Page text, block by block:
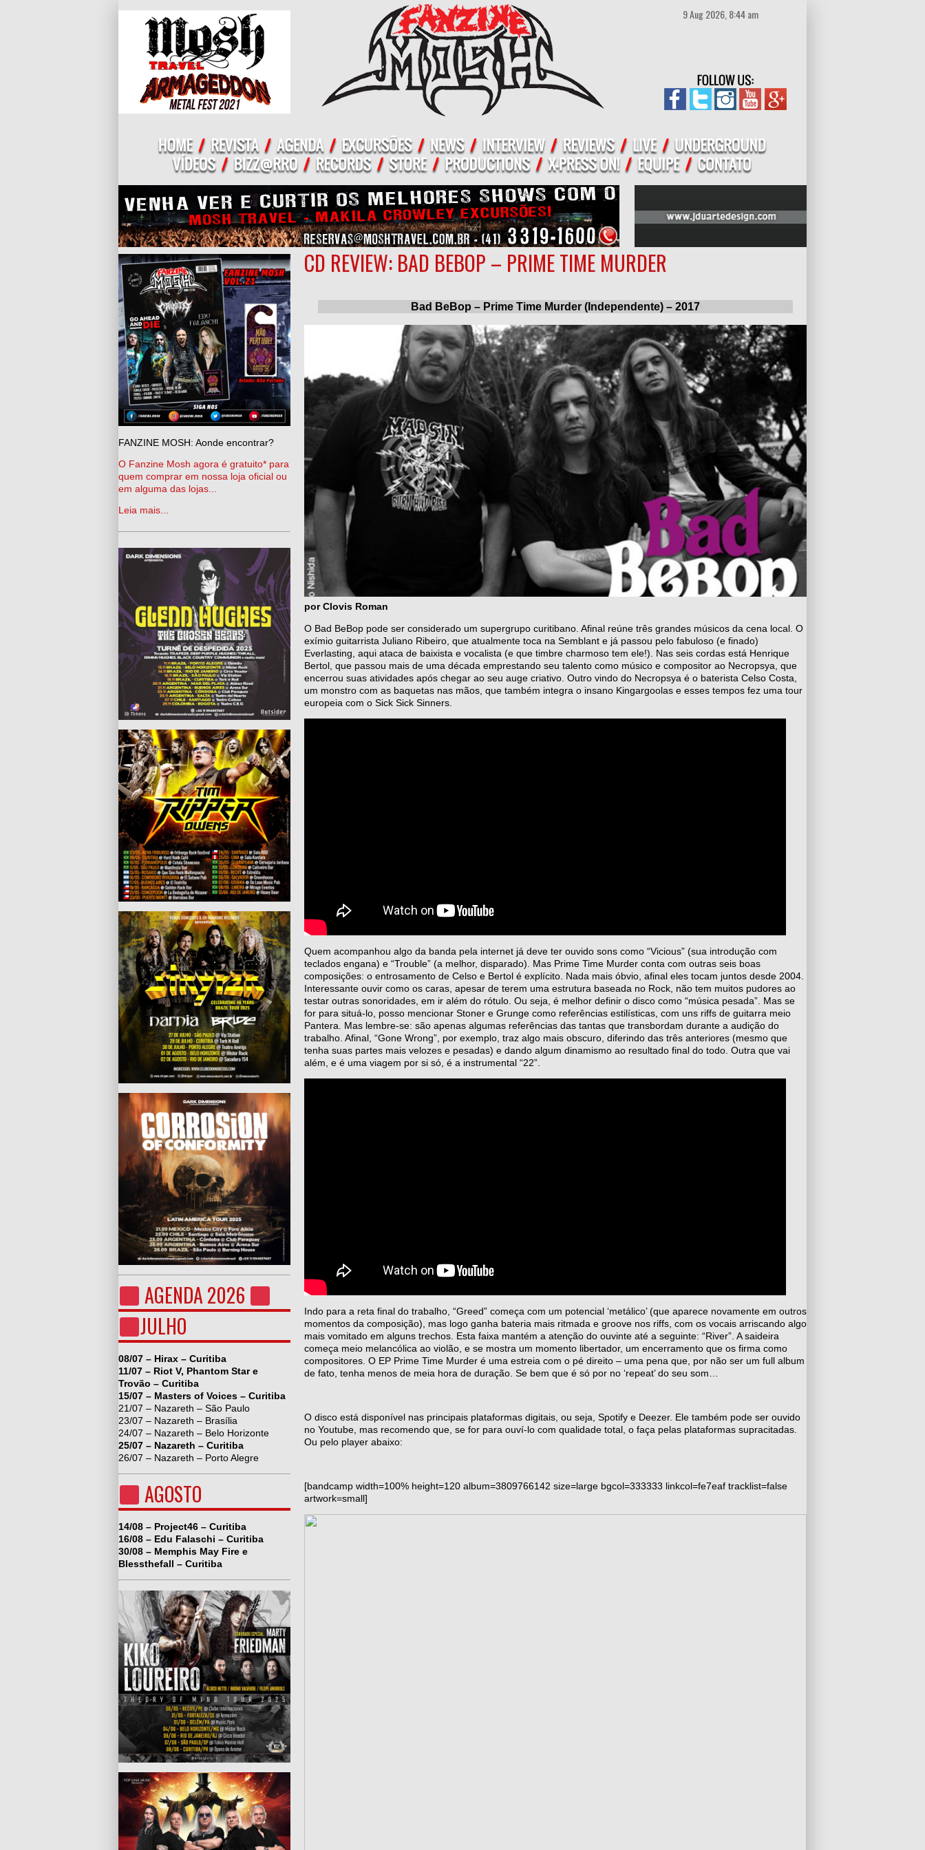
9 Aug 2026, 8:44 am
FANZINE MOSH: Aonde encontrar?
O Fanzine Mosh agora é gratuito* para
quem comprar em nossa loja oficial ou
em alguma das lojas...
Leia mais...
AGENDA 2026
JULHO
08/07 – Hirax – Curitiba
11/07 – Riot V, Phantom Star e
Trovão – Curitiba
15/07 – Masters of Voices – Curitiba
21/07 – Nazareth – São Paulo
23/07 – Nazareth – Brasília
24/07 – Nazareth – Belo Horizonte
25/07 – Nazareth – Curitiba
26/07 – Nazareth – Porto Alegre
AGOSTO
14/08 – Project46 – Curitiba
16/08 – Edu Falaschi – Curitiba
30/08 – Memphis May Fire e
Blessthefall – Curitiba
CD REVIEW: BAD BEBOP – PRIME TIME MURDER
Bad BeBop – Prime Time Murder (Independente) – 2017
por Clovis Roman
O Bad BeBop pode ser considerado um supergrupo curitibano. Afinal reúne três grandes músicos da cena local. O
exímio guitarrista Juliano Ribeiro, que atualmente toca na Semblant e já passou pelo fabuloso (e finado)
Everlasting, aqui ataca de baixista e vocalista (e que timbre charmoso tem ele!). Nas seis cordas está Henrique
Bertol, que passou mais de uma década emprestando seu talento como músico e compositor ao Necropsya, que
encerrou suas atividades após chegar ao seu auge criativo. Outro vindo do Necropsya é o baterista Celso Costa,
um monstro com as baquetas nas mãos, que também integra o insano Kingargoolas e esses tempos fez uma tour
europeia com o Sick Sick Sinners.
Quem acompanhou algo da banda pela internet já deve ter ouvido sons como “Vicious” (sua introdução com
teclados engana) e “Trouble” (a melhor, disparado). Mas Prime Time Murder conta com outras seis boas
composições: o entrosamento de Celso e Bertol é explícito. Nada mais óbvio, afinal eles tocam juntos desde 2004.
Interessante ouvir como os caras, apesar de terem uma estrutura baseada no Rock, não tem muitos pudores ao
testar outras sonoridades, em ir além do rótulo. Ou seja, é melhor definir o disco como “música pesada”. Mas se
for para situá-lo, posso mencionar Stoner e Grunge como referências estilísticas, com uns riffs de guitarra meio
Pantera. Mas lembre-se: são apenas algumas referências das tantas que transbordam durante a audição do
trabalho. Afinal, “Gone Wrong”, por exemplo, traz algo mais obscuro, diferindo das três anteriores (mesmo que
tenha suas partes mais velozes e pesadas) e dando algum dinamismo ao resultado final do todo. Outra que vai
além, e é uma viagem por si só, é a instrumental “22”.
Indo para a reta final do trabalho, “Greed” começa com um potencial ‘metálico’ (que aparece novamente em outros
momentos da composição), mas logo ganha bateria mais ritmada e groove nos riffs, com os vocais arriscando algo
mais vomitado em alguns trechos. Esta faixa mantém a atenção do ouvinte até a seguinte: “River”. A saideira
começa meio melancólica ao violão, e se mostra um momento libertador, um encerramento que os firma como
compositores. O EP Prime Time Murder é uma estreia com o pé direito – uma pena que, por não ser um full album
de fato, tenha menos de meia hora de duração. Se bem que é só por no ‘repeat’ do seu som…
O disco está disponível nas principais plataformas digitais, ou seja, Spotify e Deezer. Ele também pode ser ouvido
no Youtube, mas recomendo que, se for para ouví-lo com qualidade total, o faça pelas plataformas supracitadas.
Ou pelo player abaixo:
[bandcamp width=100% height=120 album=3809766142 size=large bgcol=333333 linkcol=fe7eaf tracklist=false
artwork=small]